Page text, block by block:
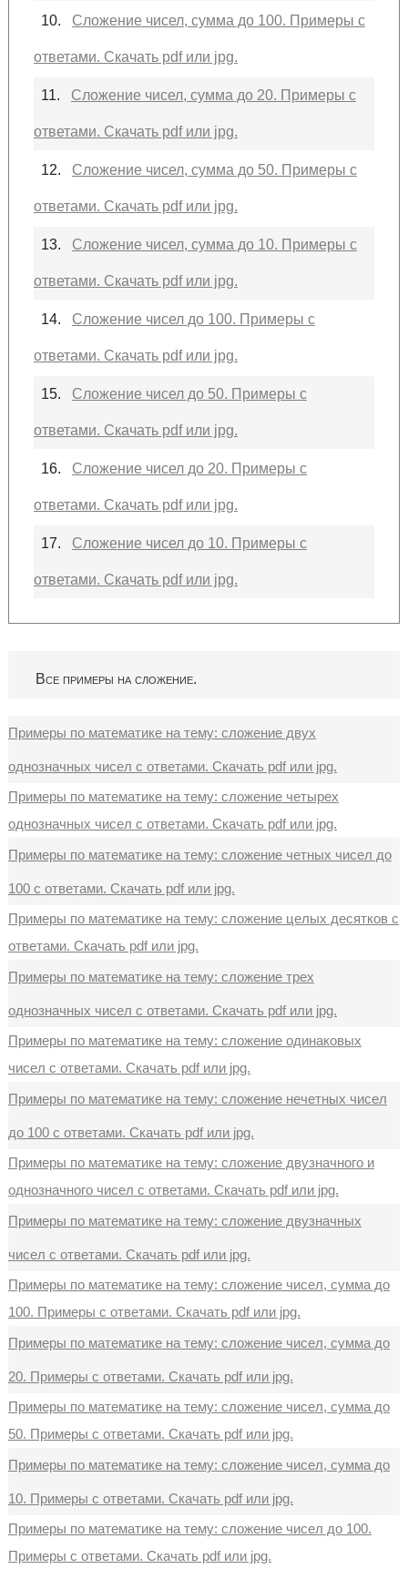
10. Сложение чисел, сумма до 100. Примеры с
ответами. Скачать pdf или jpg.
11. Сложение чисел, сумма до 20. Примеры с
ответами. Скачать pdf или jpg.
12. Сложение чисел, сумма до 50. Примеры с
ответами. Скачать pdf или jpg.
13. Сложение чисел, сумма до 10. Примеры с
ответами. Скачать pdf или jpg.
14. Сложение чисел до 100. Примеры с
ответами. Скачать pdf или jpg.
15. Сложение чисел до 50. Примеры с
ответами. Скачать pdf или jpg.
16. Сложение чисел до 20. Примеры с
ответами. Скачать pdf или jpg.
17. Сложение чисел до 10. Примеры с
ответами. Скачать pdf или jpg.
Все примеры на сложение.
Примеры по математике на тему: сложение двух
однозначных чисел с ответами. Скачать pdf или jpg.
Примеры по математике на тему: сложение четырех
однозначных чисел с ответами. Скачать pdf или jpg.
Примеры по математике на тему: сложение четных чисел до
100 с ответами. Скачать pdf или jpg.
Примеры по математике на тему: сложение целых десятков с
ответами. Скачать pdf или jpg.
Примеры по математике на тему: сложение трех
однозначных чисел с ответами. Скачать pdf или jpg.
Примеры по математике на тему: сложение одинаковых
чисел с ответами. Скачать pdf или jpg.
Примеры по математике на тему: сложение нечетных чисел
до 100 с ответами. Скачать pdf или jpg.
Примеры по математике на тему: сложение двузначного и
однозначного чисел с ответами. Скачать pdf или jpg.
Примеры по математике на тему: сложение двузначных
чисел с ответами. Скачать pdf или jpg.
Примеры по математике на тему: сложение чисел, сумма до
100. Примеры с ответами. Скачать pdf или jpg.
Примеры по математике на тему: сложение чисел, сумма до
20. Примеры с ответами. Скачать pdf или jpg.
Примеры по математике на тему: сложение чисел, сумма до
50. Примеры с ответами. Скачать pdf или jpg.
Примеры по математике на тему: сложение чисел, сумма до
10. Примеры с ответами. Скачать pdf или jpg.
Примеры по математике на тему: сложение чисел до 100.
Примеры с ответами. Скачать pdf или jpg.